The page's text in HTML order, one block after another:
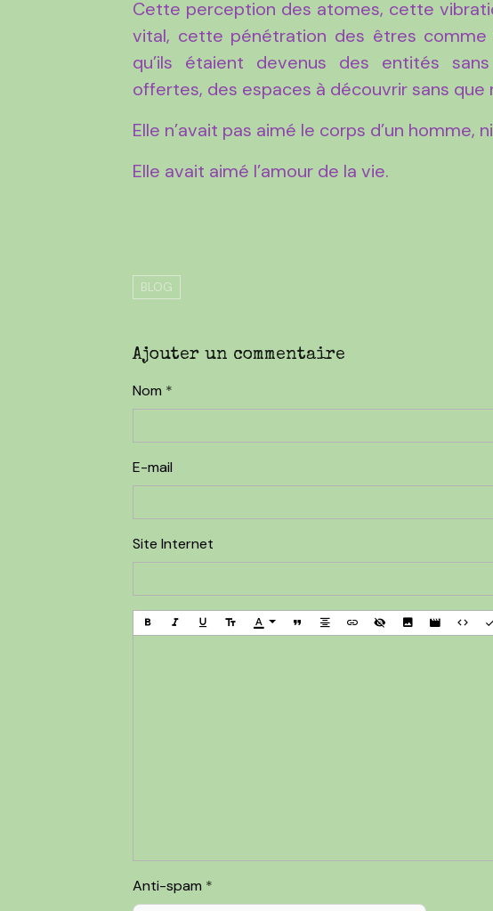
Cette perception des atomes, cette
vital, cette pénétration des êtres comme
qu’ils étaient devenus des entités
offertes, des espaces à découvrir sans que
Elle n’avait pas aimé le corps d’un
Elle avait aimé l’amour de la vie.
BLOG
Ajouter un commentaire
Nom
E-mail
Site Internet
Anti-spam